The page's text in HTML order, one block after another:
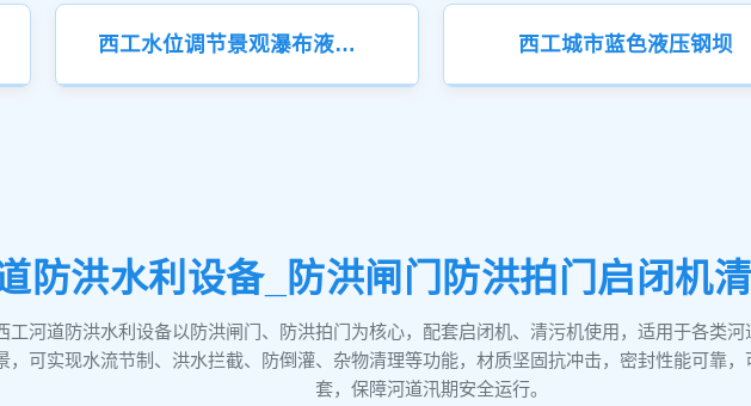
西工水位调节景观瀑布液压钢坝 西工城市蓝色液压钢坝
防洪水利设备_防洪闸门防洪拍门启闭机
工河道防洪水利设备以防洪闸门、防洪拍门为核心，配套启闭机、清污机使用，适用于各类
，可实现水流节制、洪水拦截、防倒灌、杂物清理等功能，材质坚固抗冲击，密封性能可靠
套，保障河道汛期安全运行。